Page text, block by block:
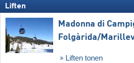
Liften
Madonna di
Folgàrida/​
Liften tonen